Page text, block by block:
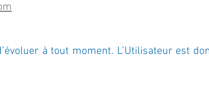
à tout moment. L’Utilisateur est